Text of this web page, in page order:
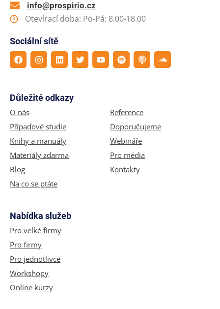
info@prospirio.cz
Otevírací doba: Po-Pá: 8.00-18.00
Sociální sítě
Důležité odkazy
O nás
Případové studie
Knihy a manuály
Materiály zdarma
Blog
Na co se ptáte
Reference
Doporučujeme
Webináře
Pro média
Kontakty
Nabídka služeb
Pro velké firmy
Pro firmy
Pro jednotlivce
Workshopy
Online kurzy